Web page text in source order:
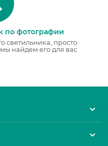
по фотографии
светильника, просто
найдем его для вас